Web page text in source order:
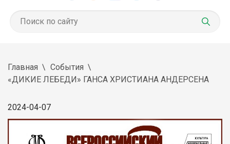
Главная
События
«ДИКИЕ ЛЕБЕДИ» ГАНСА ХРИСТИАНА АНДЕРСЕНА
2024-04-07